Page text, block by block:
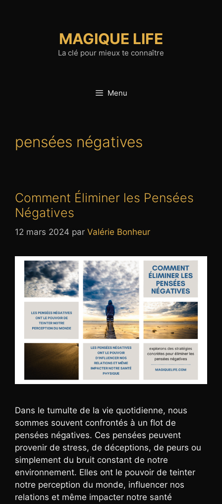
MAGIQUE LIFE
La clé pour mieux te connaître
Menu
pensées négatives
Comment Éliminer les Pensées
Négatives
12 mars 2024 par Valérie Bonheur
Dans le tumulte de la vie quotidienne, nous
sommes souvent confrontés à un flot de
pensées négatives. Ces pensées peuvent
provenir de stress, de déceptions, de peurs ou
simplement du bruit constant de notre
environnement. Elles ont le pouvoir de teinter
notre perception du monde, influencer nos
relations et même impacter notre santé